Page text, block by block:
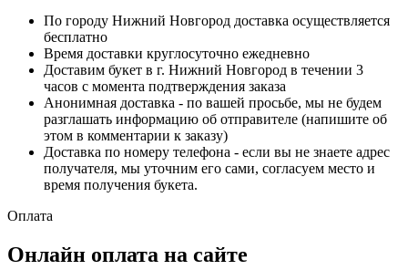
По городу Нижний Новгород доставка осуществляется
бесплатно
Время доставки круглосуточно ежедневно
Доставим букет в г. Нижний Новгород в течении 3
часов с момента подтверждения заказа
Анонимная доставка - по вашей просьбе, мы не будем
разглашать информацию об отправителе (напишите об
этом в комментарии к заказу)
Доставка по номеру телефона - если вы не знаете адрес
получателя, мы уточним его сами, согласуем место и
время получения букета.
Оплата
Онлайн оплата на сайте